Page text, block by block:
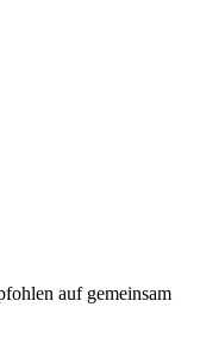
auf gemeinsam